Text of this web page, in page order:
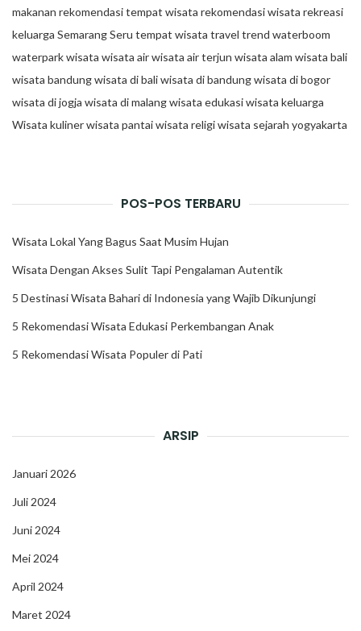
makanan rekomendasi tempat wisata rekomendasi wisata rekreasi
keluarga SemarangSeru tempat wisata travel trend waterboom
waterparkwisata wisata airwisata air terjun wisata alam wisata bali
wisata bandungwisata di baliwisata di bandungwisata di bogor
wisata di jogja wisata di malangwisata edukasiwisata keluarga
Wisata kulinerwisata pantaiwisata religiwisata sejarah yogyakarta
POS-POS TERBARU
Wisata Lokal Yang Bagus Saat Musim Hujan
Wisata Dengan Akses Sulit Tapi Pengalaman Autentik
5 Destinasi Wisata Bahari di Indonesia yang Wajib Dikunjungi
5 Rekomendasi Wisata Edukasi Perkembangan Anak
5 Rekomendasi Wisata Populer di Pati
ARSIP
Januari 2026
Juli 2024
Juni 2024
Mei 2024
April 2024
Maret 2024